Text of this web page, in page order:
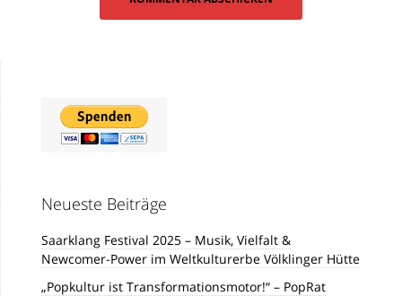
Neueste Beiträge
Saarklang Festival 2025 – Musik, Vielfalt &
Newcomer-Power im Weltkulturerbe Völklinger Hütte
„Popkultur ist Transformationsmotor!“ – PopRat